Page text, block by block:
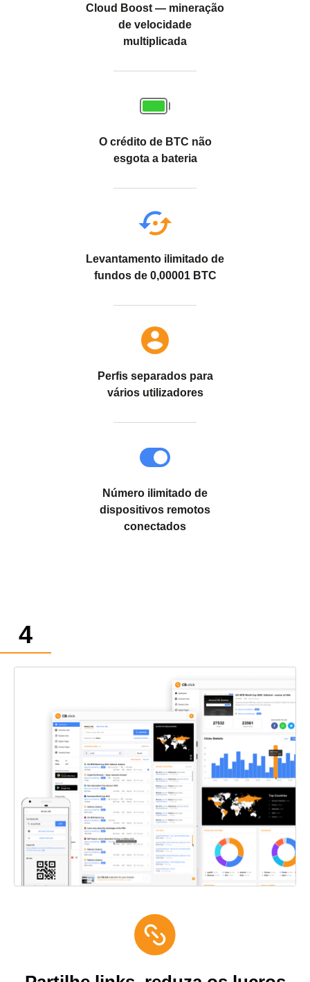
Cloud Boost — mineração
de velocidade
multiplicada
O crédito de BTC não
esgota a bateria
Levantamento ilimitado de
fundos de 0,00001 BTC
Perfis separados para
vários utilizadores
Número ilimitado de
dispositivos remotos
conectados